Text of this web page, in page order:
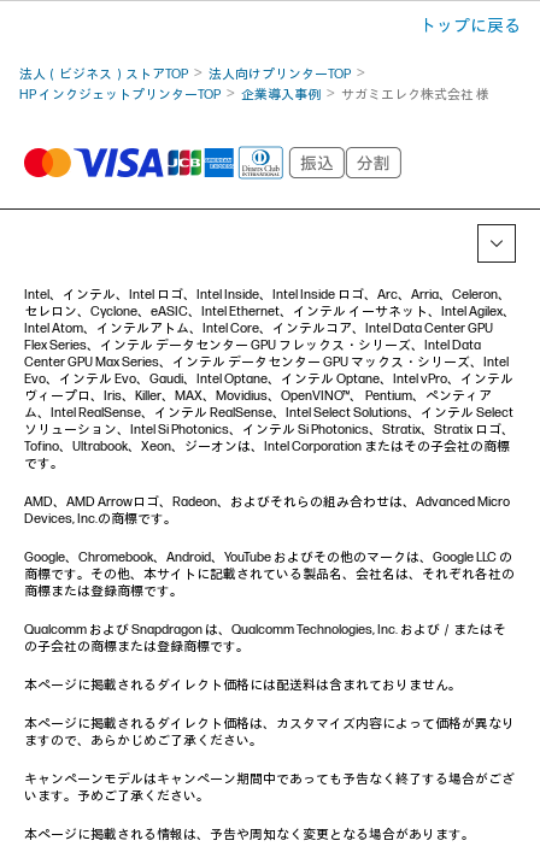
トップに戻る
法人（ビジネス）ストアTOP
法人向けプリンターTOP
HP インクジェットプリンターTOP
企業導入事例 サガミエレク株式会社 様
Intel、インテル、Intel ロゴ、Intel Inside、Intel Inside ロゴ、Arc、Arria、Celeron、
セレロン、Cyclone、eASIC、Intel Ethernet、インテル イーサネット、Intel Agilex、
Intel Atom、インテルアトム、Intel Core、インテルコア、Intel Data Center GPU
Flex Series、インテル データセンター GPU フレックス・シリーズ、Intel Data
Center GPU Max Series、インテル データセンター GPU マックス・シリーズ、Intel
Evo、インテル Evo、Gaudi、Intel Optane、インテル Optane、Intel vPro、インテル
ヴィープロ、Iris、Killer、MAX、Movidius、OpenVINO™、 Pentium、ペンティア
ム、Intel RealSense、インテル RealSense、Intel Select Solutions、インテル Select
ソリューション、Intel Si Photonics、インテル Si Photonics、Stratix、Stratix ロゴ、
Tofino、Ultrabook、Xeon、ジーオンは、Intel Corporation またはその子会社の商標
です。
AMD、AMD Arrowロゴ、Radeon、およびそれらの組み合わせは、Advanced Micro
Devices, Inc.の商標です。
Google、Chromebook、Android、YouTube およびその他のマークは、Google LLC の
商標です。その他、本サイトに記載されている製品名、会社名は、それぞれ各社の
商標または登録商標です。
Qualcomm および Snapdragon は、Qualcomm Technologies, Inc. および／またはそ
の子会社の商標または登録商標です。
本ページに掲載されるダイレクト価格には配送料は含まれておりません。
本ページに掲載されるダイレクト価格は、カスタマイズ内容によって価格が異なり
ますので、あらかじめご了承ください。
キャンペーンモデルはキャンペーン期間中であっても予告なく終了する場合がござ
います。予めご了承ください。
本ページに掲載される情報は、予告や周知なく変更となる場合があります。